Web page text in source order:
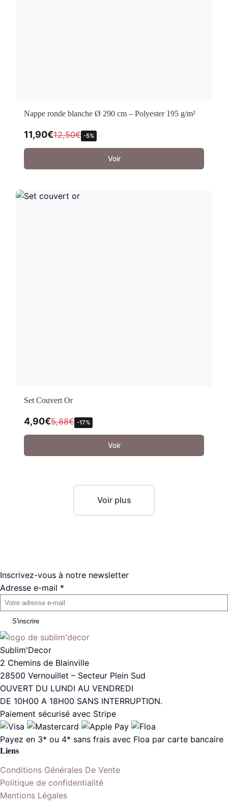
Nappe ronde blanche Ø 290 cm – Polyester 195 g/m²
11,90€12,50€ -5%
Voir
Set Couvert Or
4,90€5,88€ -17%
Voir
Voir plus
Inscrivez-vous à notre newsletter
Adresse e-mail *
S'inscrire
Sublim'Decor
2 Chemins de Blainville
28500 Vernouillet – Secteur Plein Sud
OUVERT DU LUNDI AU VENDREDI
DE 10H00 A 18H00 SANS INTERRUPTION.
Paiement sécurisé avec Stripe
Payez en 3* ou 4* sans frais avec Floa par carte bancaire
Liens
Conditions Générales De Vente
Politique de confidentialité
Mentions Légales